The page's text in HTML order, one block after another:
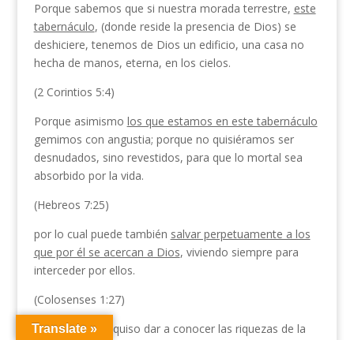
Porque sabemos que si nuestra morada terrestre, este
tabernáculo, (donde reside la presencia de Dios) se
deshiciere, tenemos de Dios un edificio, una casa no
hecha de manos, eterna, en los cielos.
(2 Corintios 5:4)
Porque asimismo los que estamos en este tabernáculo
gemimos con angustia; porque no quisiéramos ser
desnudados, sino revestidos, para que lo mortal sea
absorbido por la vida.
(Hebreos 7:25)
por lo cual puede también salvar perpetuamente a los
que por él se acercan a Dios, viviendo siempre para
interceder por ellos.
(Colosenses 1:27)
a quienes Dios quiso dar a conocer las riquezas de la
Translate »